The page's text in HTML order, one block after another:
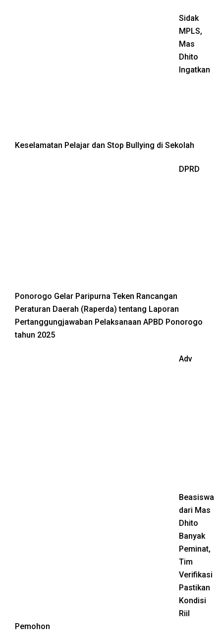
Sidak
MPLS,
Mas
Dhito
Ingatkan
Keselamatan Pelajar dan Stop Bullying di Sekolah
DPRD
Ponorogo Gelar Paripurna Teken Rancangan
Peraturan Daerah (Raperda) tentang Laporan
Pertanggungjawaban Pelaksanaan APBD Ponorogo
tahun 2025
Adv
Beasiswa
dari Mas
Dhito
Banyak
Peminat,
Tim
Verifikasi
Pastikan
Kondisi
Riil
Pemohon